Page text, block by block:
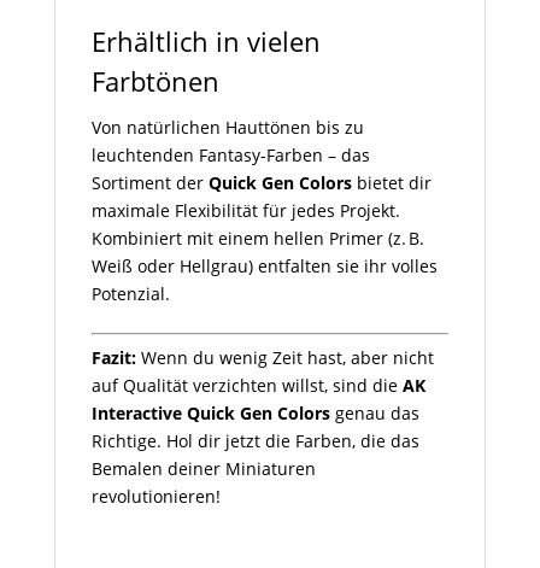
Erhältlich in vielen
Farbtönen
Von natürlichen Hauttönen bis zu
leuchtenden Fantasy-Farben – das
Sortiment der Quick Gen Colorsbietet dir
maximale Flexibilität für jedes Projekt.
Kombiniert mit einem hellen Primer (z. B.
Weiß oder Hellgrau) entfalten sie ihr volles
Potenzial.
Fazit:Wenn du wenig Zeit hast, aber nicht
auf Qualität verzichten willst, sind die AK
Interactive Quick Gen Colorsgenau das
Richtige. Hol dir jetzt die Farben, die das
Bemalen deiner Miniaturen
revolutionieren!